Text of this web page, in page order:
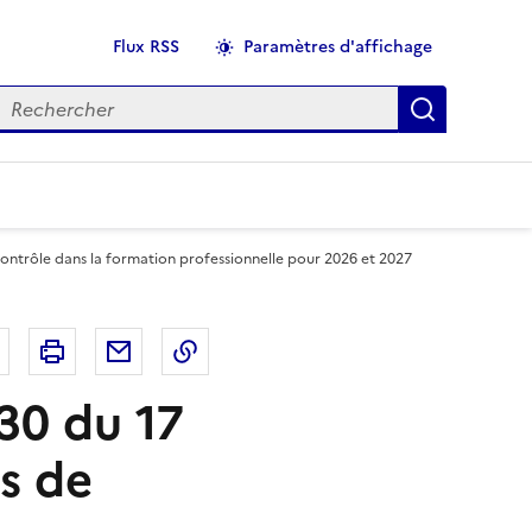
Flux RSS Paramètres d'affichage
dans la formation professionnelle pour 2026 et 2027
Bluesky Imprimer Courriel
du 17
de